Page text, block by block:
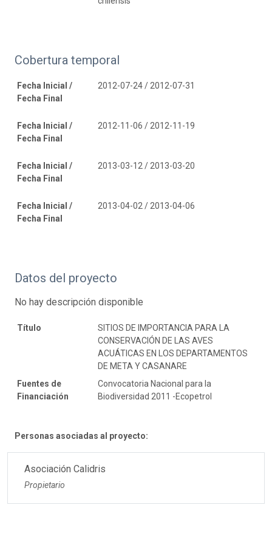
Cobertura temporal
Fecha Inicial /
Fecha Final
2012-07-24 / 2012-07-31
Fecha Inicial /
Fecha Final
2012-11-06 / 2012-11-19
Fecha Inicial /
Fecha Final
2013-03-12 / 2013-03-20
Fecha Inicial /
Fecha Final
2013-04-02 / 2013-04-06
Datos del proyecto
No hay descripción disponible
Título
SITIOS DE IMPORTANCIA PARA LA
CONSERVACIÓN DE LAS AVES
ACUÁTICAS EN LOS DEPARTAMENTOS
DE META Y CASANARE
Fuentes de
Financiación
Convocatoria Nacional para la
Biodiversidad 2011 -Ecopetrol
Personas asociadas al proyecto:
Asociación Calidris
Propietario